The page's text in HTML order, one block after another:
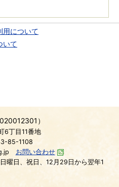
用について
いて
）
6丁目11番地
85-1108
お問い合わせ
曜日、祝日、12月29日から翌年1